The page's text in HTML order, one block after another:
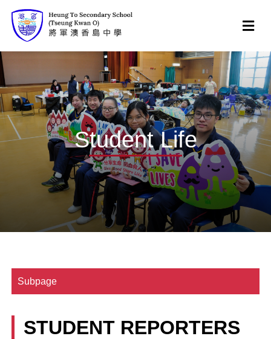
Student Life
Subpage
STUDENT REPORTERS